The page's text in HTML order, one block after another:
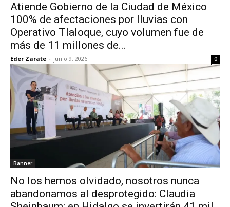
Atiende Gobierno de la Ciudad de México
100% de afectaciones por lluvias con
Operativo Tlaloque, cuyo volumen fue de
más de 11 millones de...
Eder Zarate - junio 9, 2026 0
Banner
No los hemos olvidado, nosotros nunca
abandonamos al desprotegido: Claudia